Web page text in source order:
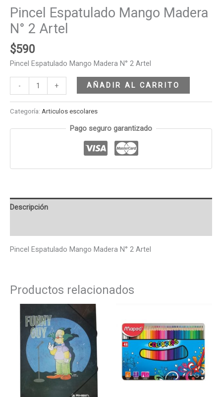
Pincel Espatulado Mango Madera
N° 2 Artel
$590
Pincel Espatulado Mango Madera N° 2 Artel
- + AÑADIR AL CARRITO
Categoría: Articulos escolares
Pago seguro garantizado
Descripción
Pincel Espatulado Mango Madera N° 2 Artel
Productos relacionados